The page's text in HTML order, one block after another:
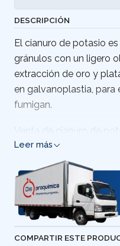
DESCRIPCIÓN
El cianuro de potasio
gránulos con un ligero
extracción de oro y
en galvanoplastia, para
fumigan.
Venta de cianuro de
Colombia
PAIS DE ORIGEN:
IMPORTANTE
El producto se vende
debe adjuntar Cámara
Leer más
COMPARTIR ESTE